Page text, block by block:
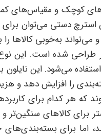
کوچک و مقیاس‌های
دستی می‌توان برای
به‌خوبی کالاها
شده است. این
می‌شود. این
را افزایش دهد و
که هر کدام برای
برای کالاهای
اما برای